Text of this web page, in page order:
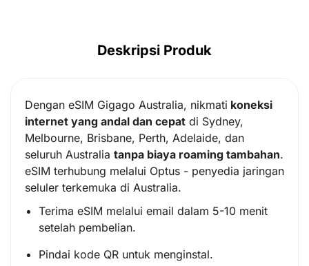
Deskripsi Produk
Dengan eSIM Gigago Australia, nikmati koneksi
internet yang andal dan cepat di Sydney,
Melbourne, Brisbane, Perth, Adelaide, dan
seluruh Australia tanpa biaya roaming tambahan.
eSIM terhubung melalui Optus - penyedia jaringan
seluler terkemuka di Australia.
Terima eSIM melalui email dalam 5-10 menit
setelah pembelian.
Pindai kode QR untuk menginstal.